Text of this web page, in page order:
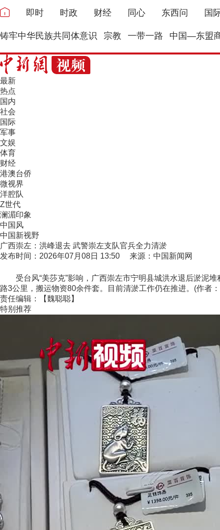
即时 时政 财经 同心 东西问 国
铸牢中华民族共同体意识 宗教 一带一路 中国—东盟
最新
热点
国内
社会
国际
军事
文娱
体育
财经
港澳台侨
微视界
洋腔队
Z世代
澜湄印象
中国风
中国新视野
广西崇左：洪峰退去 武警崇左支队官兵全力清淤
发布时间：2026年07月08日 13:50 来源：中国新闻网
受台风“美莎克”影响，广西崇左市宁明县城洪水退后淤泥堆
路3公里，搬运物资80余件套。目前清淤工作仍在推进。(作者
责任编辑：【魏聪聪】
特别推荐